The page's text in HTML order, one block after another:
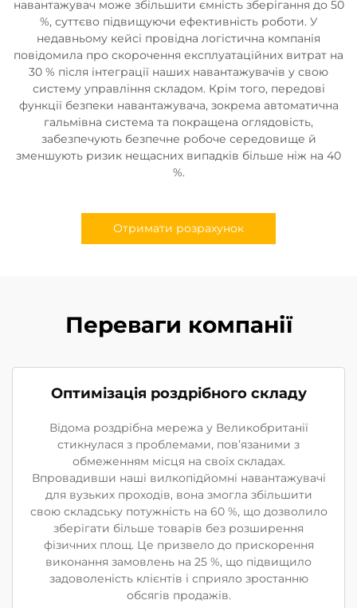
навантажувач може збільшити ємність зберігання до 50
%, суттєво підвищуючи ефективність роботи. У
недавньому кейсі провідна логістична компанія
повідомила про скорочення експлуатаційних витрат на
30 % після інтеграції наших навантажувачів у свою
систему управління складом. Крім того, передові
функції безпеки навантажувача, зокрема автоматична
гальмівна система та покращена оглядовість,
забезпечують безпечне робоче середовище й
зменшують ризик нещасних випадків більше ніж на 40
%.
Отримати розрахунок
Переваги компанії
Оптимізація роздрібного складу
Відома роздрібна мережа у Великобританії
стикнулася з проблемами, пов’язаними з
обмеженням місця на своїх складах.
Впровадивши наші вилкопідйомні навантажувачі
для вузьких проходів, вона змогла збільшити
свою складську потужність на 60 %, що дозволило
зберігати більше товарів без розширення
фізичних площ. Це призвело до прискорення
виконання замовлень на 25 %, що підвищило
задоволеність клієнтів і сприяло зростанню
обсягів продажів.